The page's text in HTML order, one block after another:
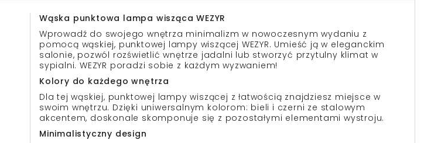
Wąska punktowa lampa wisząca WEZYR
Wprowadź do swojego wnętrza minimalizm w nowoczesnym wydaniu z
pomocą wąskiej, punktowej lampy wiszącej WEZYR. Umieść ją w eleganckim
salonie, pozwól rozświetlić wnętrze jadalni lub stworzyć przytulny klimat w
sypialni. WEZYR poradzi sobie z każdym wyzwaniem!
Kolory do każdego wnętrza
Dla tej wąskiej, punktowej lampy wiszącej z łatwością znajdziesz miejsce w
swoim wnętrzu. Dzięki uniwersalnym kolorom: bieli i czerni ze stalowym
akcentem, doskonale skomponuje się z pozostałymi elementami wystroju.
Minimalistyczny design